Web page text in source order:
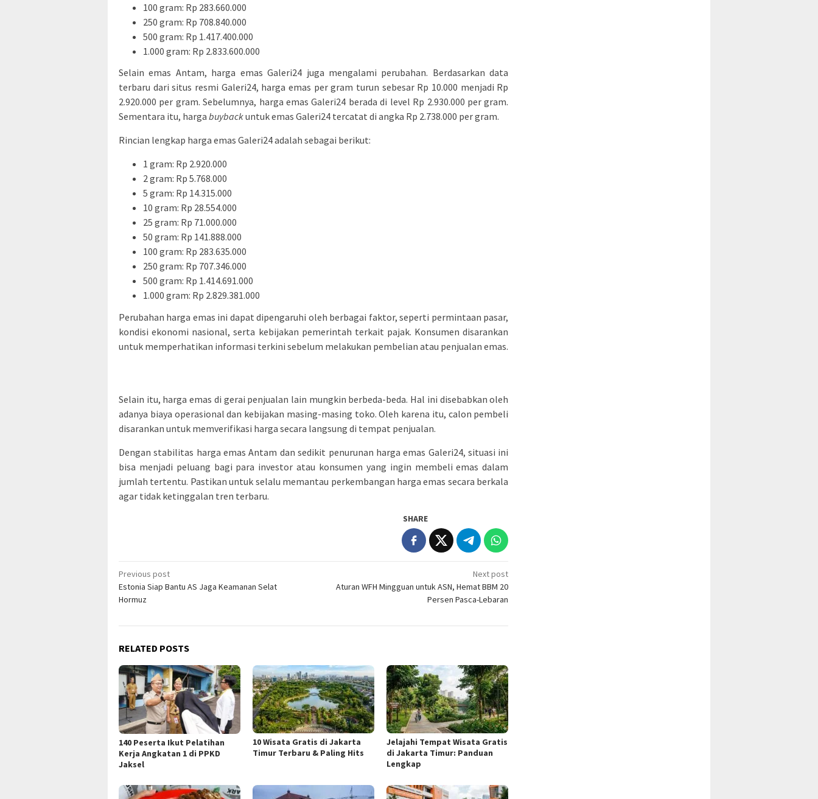
100 gram: Rp 283.660.000
250 gram: Rp 708.840.000
500 gram: Rp 1.417.400.000
1.000 gram: Rp 2.833.600.000
Selain emas Antam, harga emas Galeri24 juga mengalami perubahan. Berdasarkan data
terbaru dari situs resmi Galeri24, harga emas per gram turun sebesar Rp 10.000 menjadi Rp
2.920.000 per gram. Sebelumnya, harga emas Galeri24 berada di level Rp 2.930.000 per gram.
Sementara itu, harga buybackuntuk emas Galeri24 tercatat di angka Rp 2.738.000 per gram.
Rincian lengkap harga emas Galeri24 adalah sebagai berikut:
1 gram: Rp 2.920.000
2 gram: Rp 5.768.000
5 gram: Rp 14.315.000
10 gram: Rp 28.554.000
25 gram: Rp 71.000.000
50 gram: Rp 141.888.000
100 gram: Rp 283.635.000
250 gram: Rp 707.346.000
500 gram: Rp 1.414.691.000
1.000 gram: Rp 2.829.381.000
Perubahan harga emas ini dapat dipengaruhi oleh berbagai faktor, seperti permintaan pasar,
kondisi ekonomi nasional, serta kebijakan pemerintah terkait pajak. Konsumen disarankan
untuk memperhatikan informasi terkini sebelum melakukan pembelian atau penjualan emas.
Selain itu, harga emas di gerai penjualan lain mungkin berbeda-beda. Hal ini disebabkan oleh
adanya biaya operasional dan kebijakan masing-masing toko. Oleh karena itu, calon pembeli
disarankan untuk memverifikasi harga secara langsung di tempat penjualan.
Dengan stabilitas harga emas Antam dan sedikit penurunan harga emas Galeri24, situasi ini
bisa menjadi peluang bagi para investor atau konsumen yang ingin membeli emas dalam
jumlah tertentu. Pastikan untuk selalu memantau perkembangan harga emas secara berkala
agar tidak ketinggalan tren terbaru.
SHARE
Post
navigation
Previous post
Estonia Siap Bantu AS Jaga Keamanan Selat
Hormuz
Next post
Aturan WFH Mingguan untuk ASN, Hemat BBM 20
Persen Pasca-Lebaran
RELATED POSTS
140 Peserta Ikut Pelatihan
Kerja Angkatan 1 di PPKD
Jaksel
10 Wisata Gratis di Jakarta
Timur Terbaru & Paling Hits
Jelajahi Tempat Wisata Gratis
di Jakarta Timur: Panduan
Lengkap